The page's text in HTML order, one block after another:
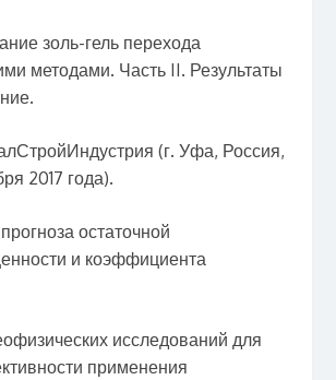
золь-гель перехода
методами. Часть II. Результаты
(г. Уфа, Россия,
2017 года).
остаточной
и коэффициента
исследований для
применения